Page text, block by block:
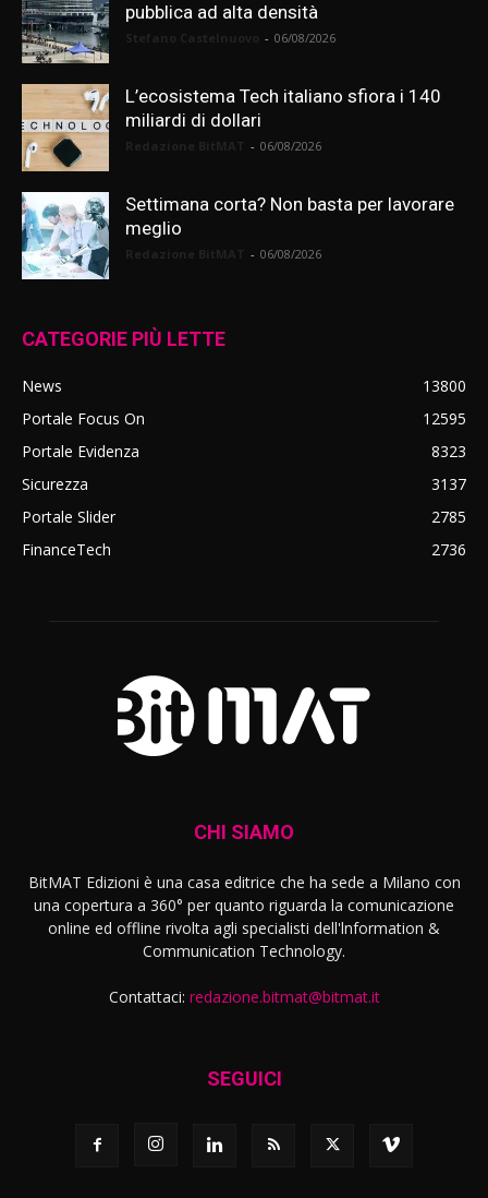
pubblica ad alta densità
- 06/08/2026
L’ecosistema Tech italiano sfiora i 140
miliardi di dollari
- 06/08/2026
Settimana corta? Non basta per lavorare
meglio
- 06/08/2026
CATEGORIE PIÙ LETTE
News
13800
Portale Focus On
12595
Portale Evidenza
8323
Sicurezza
3137
Portale Slider
2785
FinanceTech
2736
CHI SIAMO
BitMAT Edizioni è una casa editrice che ha sede a Milano con
una copertura a 360° per quanto riguarda la comunicazione
online ed offline rivolta agli specialisti dell'lnformation &
Communication Technology.
Contattaci: redazione.bitmat@bitmat.it
SEGUICI